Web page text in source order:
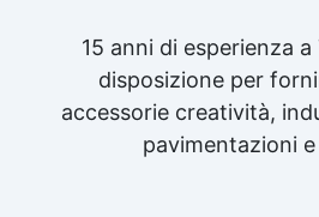
15 anni di esperienza
disposizione per
accessorie creatività,
pavimentazioni